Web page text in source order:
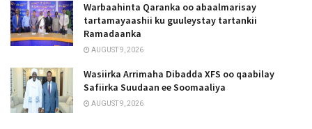
Warbaahinta Qaranka oo abaalmarisay
tartamayaashii ku guuleystay tartankii
Ramadaanka
AUGUST 9, 2026
Wasiirka Arrimaha Dibadda XFS oo qaabilay
Safiirka Suudaan ee Soomaaliya
AUGUST 9, 2026